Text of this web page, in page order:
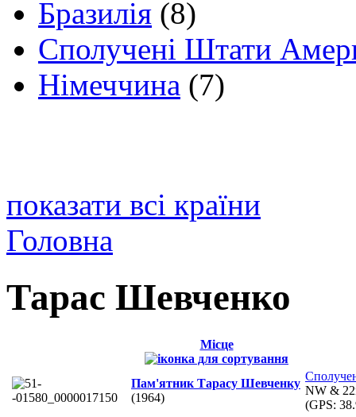
Бразилія (8)
Сполучені Штати
Німеччина (7)
показати всі країни
Головна
Тарас Шевченко
Місце
Пам'ятник Тарасу Шевченку
(1964)
NW &
(GPS: